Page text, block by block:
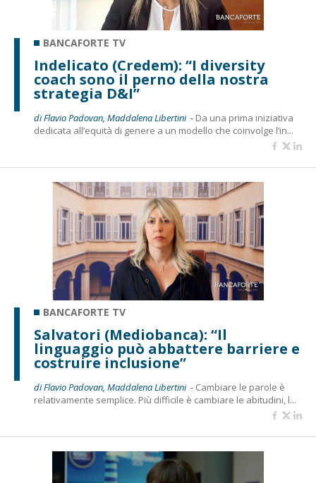
BANCAFORTE TV
Indelicato (Credem): “I diversity
coach sono il perno della nostra
strategia D&I”
di Flavio Padovan, Maddalena Libertini - Da una prima iniziativa
dedicata all’equità di genere a un modello che coinvolge l’in...
BANCAFORTE TV
Salvatori (Mediobanca): “Il
linguaggio può abbattere barriere e
costruire inclusione”
di Flavio Padovan, Maddalena Libertini - Cambiare le parole è
relativamente semplice. Più difficile è cambiare le abitudini, l...